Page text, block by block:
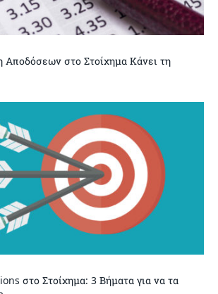
Αποδόσεων στο Στοίχημα Κάνει τη
στο Στοίχημα: 3 Βήματα για να τα